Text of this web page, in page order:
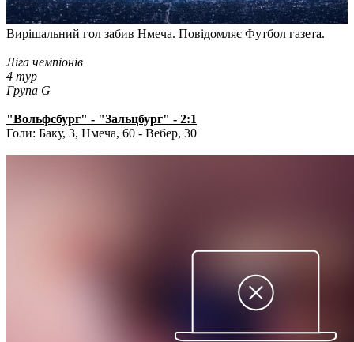
Вирішальний гол забив Нмеча. Повідомляє Футбол газета.
Ліга чемпіонів
4 тур
Група G
"Вольфсбург" - "Зальцбург" - 2:1
Голи: Баку, 3, Нмеча, 60 - Вебер, 30